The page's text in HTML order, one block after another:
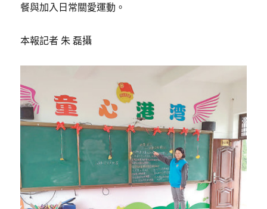
餐與加入日常關愛運動。
本報記者 朱 磊攝